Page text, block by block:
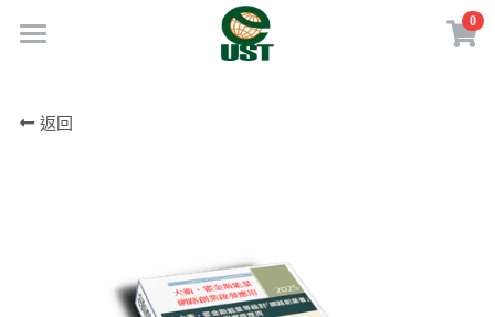
0
規劃服務
線上商店
返回
×
商品分類
所有商品分類